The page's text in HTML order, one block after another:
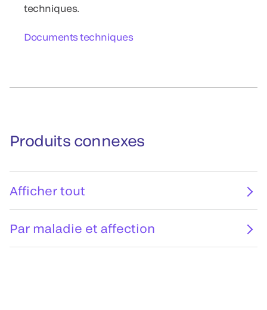
techniques.
Documents techniques
Produits connexes
Afficher tout
Par maladie et affection